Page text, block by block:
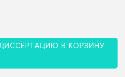
В КОРЗИНУ